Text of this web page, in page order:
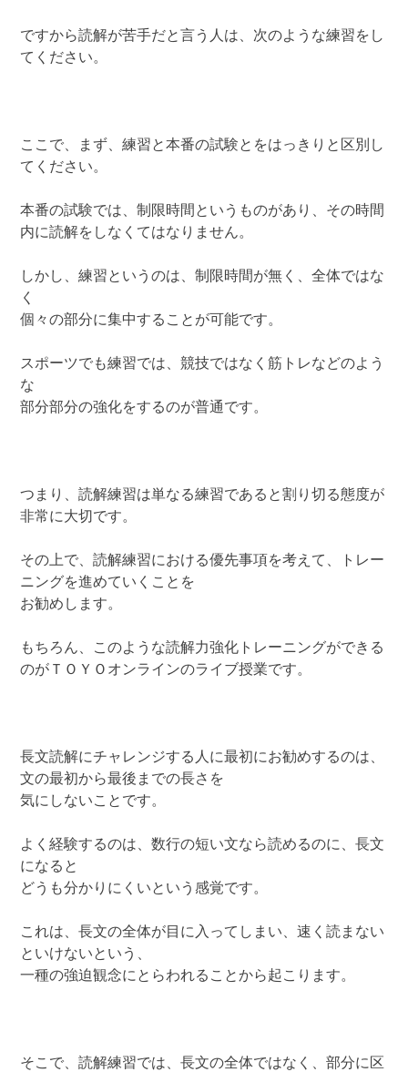
ですから読解が苦手だと言う人は、次のような練習をし
てください。
ここで、まず、練習と本番の試験とをはっきりと区別し
てください。
本番の試験では、制限時間というものがあり、その時間
内に読解をしなくてはなりません。
しかし、練習というのは、制限時間が無く、全体ではな
く
個々の部分に集中することが可能です。
スポーツでも練習では、競技ではなく筋トレなどのよう
な
部分部分の強化をするのが普通です。
つまり、読解練習は単なる練習であると割り切る態度が
非常に大切です。
その上で、読解練習における優先事項を考えて、トレー
ニングを進めていくことを
お勧めします。
もちろん、このような読解力強化トレーニングができる
のがＴＯＹＯオンラインのライブ授業です。
長文読解にチャレンジする人に最初にお勧めするのは、
文の最初から最後までの長さを
気にしないことです。
よく経験するのは、数行の短い文なら読めるのに、長文
になると
どうも分かりにくいという感覚です。
これは、長文の全体が目に入ってしまい、速く読まない
といけないという、
一種の強迫観念にとらわれることから起こります。
そこで、読解練習では、長文の全体ではなく、部分に区